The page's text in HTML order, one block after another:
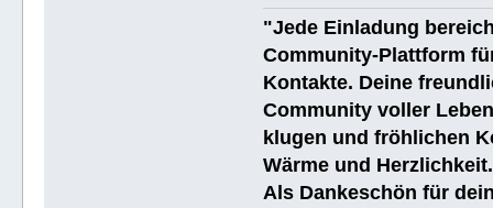
"Jede Einladung
Community-Plattform
Kontakte. Deine
Community voller
klugen und fröhlichen
Wärme und
Als Dankeschön für